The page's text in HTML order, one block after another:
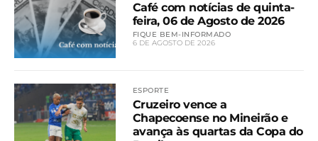
Café com notícias de quinta-
feira, 06 de Agosto de 2026
FIQUE BEM-INFORMADO
6 DE AGOSTO DE 2026
ESPORTE
Cruzeiro vence a
Chapecoense no Mineirão e
avança às quartas da Copa do